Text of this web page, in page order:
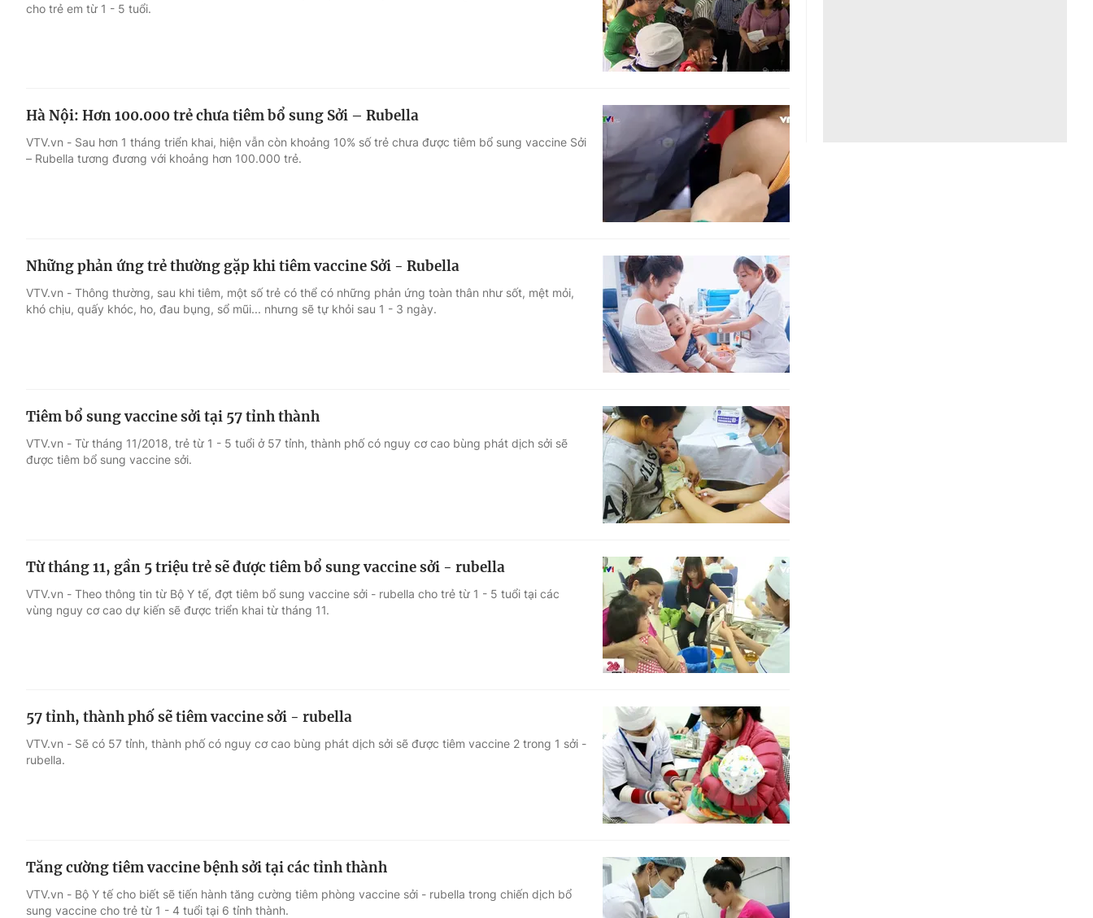
Sao
Thị trường
Tư vấn
cho trẻ em từ 1 - 5 tuổi.
Hà Nội: Hơn 100.000 trẻ chưa tiêm bổ sung Sởi – Rubella
VTV.vn - Sau hơn 1 tháng triển khai, hiện vẫn còn khoảng 10% số trẻ chưa được tiêm bổ sung vaccine Sởi
– Rubella tương đương với khoảng hơn 100.000 trẻ.
Những phản ứng trẻ thường gặp khi tiêm vaccine Sởi - Rubella
VTV.vn - Thông thường, sau khi tiêm, một số trẻ có thể có những phản ứng toàn thân như sốt, mệt mỏi,
khó chịu, quấy khóc, ho, đau bụng, sổ mũi... nhưng sẽ tự khỏi sau 1 - 3 ngày.
Tiêm bổ sung vaccine sởi tại 57 tỉnh thành
VTV.vn - Từ tháng 11/2018, trẻ từ 1 - 5 tuổi ở 57 tỉnh, thành phố có nguy cơ cao bùng phát dịch sởi sẽ
được tiêm bổ sung vaccine sởi.
Từ tháng 11, gần 5 triệu trẻ sẽ được tiêm bổ sung vaccine sởi - rubella
VTV.vn - Theo thông tin từ Bộ Y tế, đợt tiêm bổ sung vaccine sởi - rubella cho trẻ từ 1 - 5 tuổi tại các
vùng nguy cơ cao dự kiến sẽ được triển khai từ tháng 11.
57 tỉnh, thành phố sẽ tiêm vaccine sởi - rubella
VTV.vn - Sẽ có 57 tỉnh, thành phố có nguy cơ cao bùng phát dịch sởi sẽ được tiêm vaccine 2 trong 1 sởi -
rubella.
Tăng cường tiêm vaccine bệnh sởi tại các tỉnh thành
VTV.vn - Bộ Y tế cho biết sẽ tiến hành tăng cường tiêm phòng vaccine sởi - rubella trong chiến dịch bổ
sung vaccine cho trẻ từ 1 - 4 tuổi tại 6 tỉnh thành.